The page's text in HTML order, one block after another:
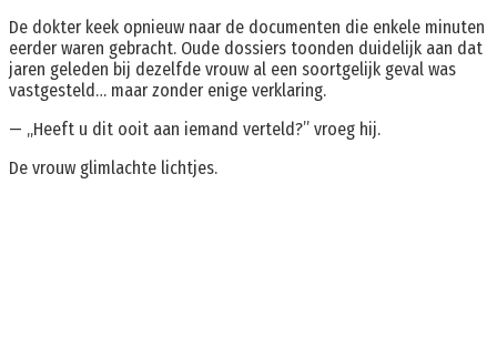
De dokter keek opnieuw naar de documenten die enkele minuten
eerder waren gebracht. Oude dossiers toonden duidelijk aan dat
jaren geleden bij dezelfde vrouw al een soortgelijk geval was
vastgesteld… maar zonder enige verklaring.
— „Heeft u dit ooit aan iemand verteld?” vroeg hij.
De vrouw glimlachte lichtjes.